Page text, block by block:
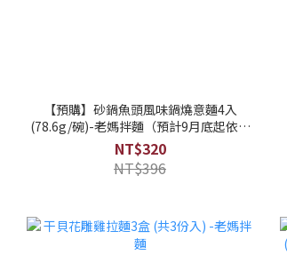
【預購】砂鍋魚頭風味鍋燒意麵4入
(78.6g/碗)-老媽拌麵（預計9月底起依訂
單順序陸續出貨）
NT$320
NT$396